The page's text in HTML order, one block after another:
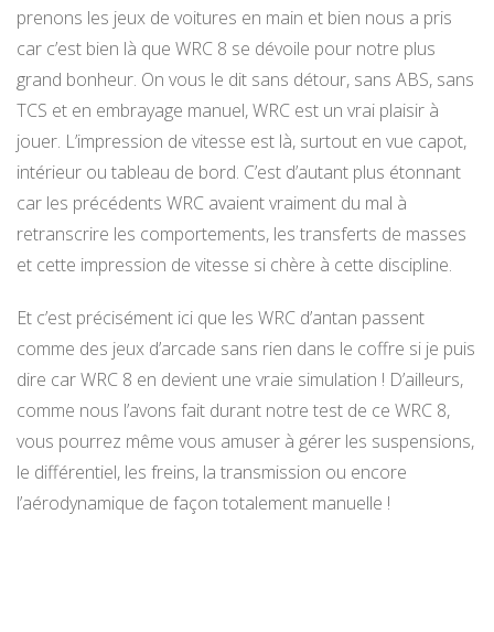
prenons les jeux de voitures en main et bien nous a pris
car c’est bien là que WRC 8 se dévoile pour notre plus
grand bonheur. On vous le dit sans détour, sans ABS, sans
TCS et en embrayage manuel, WRC est un vrai plaisir à
jouer. L’impression de vitesse est là, surtout en vue capot,
intérieur ou tableau de bord. C’est d’autant plus étonnant
car les précédents WRC avaient vraiment du mal à
retranscrire les comportements, les transferts de masses
et cette impression de vitesse si chère à cette discipline.
Et c’est précisément ici que les WRC d’antan passent
comme des jeux d’arcade sans rien dans le coffre si je puis
dire car WRC 8 en devient une vraie simulation ! D’ailleurs,
comme nous l’avons fait durant notre test de ce WRC 8,
vous pourrez même vous amuser à gérer les suspensions,
le différentiel, les freins, la transmission ou encore
l’aérodynamique de façon totalement manuelle !